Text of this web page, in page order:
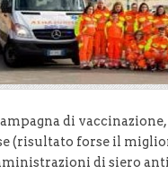
di
(risultato forse il
di siero